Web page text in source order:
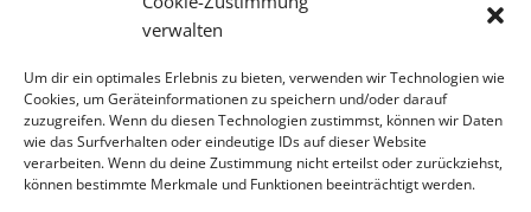
verwalten
Um dir ein optimales Erlebnis zu bieten, verwenden wir Technologien wie
Cookies, um Geräteinformationen zu speichern und/oder darauf
zuzugreifen. Wenn du diesen Technologien zustimmst, können wir Daten
wie das Surfverhalten oder eindeutige IDs auf dieser Website
verarbeiten. Wenn du deine Zustimmung nicht erteilst oder zurückziehst,
können bestimmte Merkmale und Funktionen beeinträchtigt werden.
Künstler A-Z
Künstler
A-